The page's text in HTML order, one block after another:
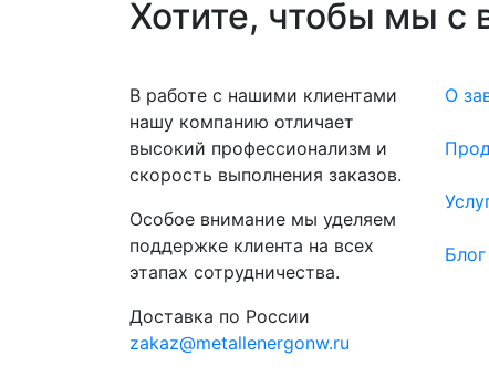
Хотите, чтобы мы с
В работе с нашими клиентами
нашу компанию отличает
высокий профессионализм и
скорость выполнения заказов.
Особое внимание мы уделяем
поддержке клиента на всех
этапах сотрудничества.
Доставка по России
zakaz@metallenergonw.ru
О
Блог